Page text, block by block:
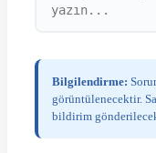
Bilgilendirme:
görüntülenecektir.
bildirim